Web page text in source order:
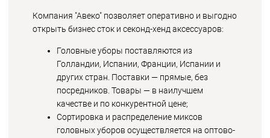
Компания "Авеко" позволяет оперативно и выгодно
открыть бизнес сток и секонд-хенд аксессуаров:
Головные уборы поставляются из
Голландии, Испании, Франции, Испании и
других стран. Поставки — прямые, без
посредников. Товары — в наилучшем
качестве и по конкурентной цене;
Сортировка и распределение миксов
головных уборов осуществляется на оптово-